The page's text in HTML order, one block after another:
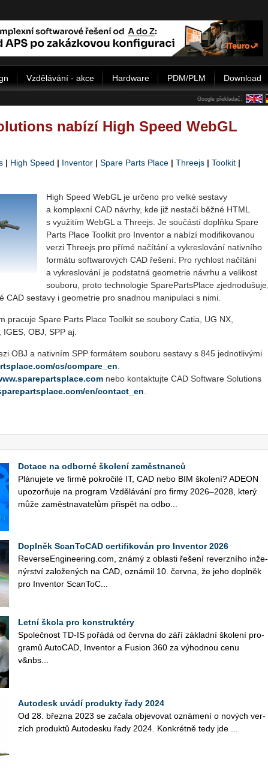
Vzdělávání - akce Hardware PDM/PLM Download
Google překladač:
nabízí High Speed WebGL
| High Speed | Inventor | Spare Parts Place | Threejs | Toolkit |
High Speed WebGL je určeno pro velké sestavy
a komplexní CAD ná­vr­hy, kde již nestačí běžné HTML
s využitím WebGL a Threejs. Je sou­čá­stí doplňku Spare
Parts Place Toolkit pro Inventor a nabízí mo­di­fi­ko­va­nou
verzi Threejs pro přímé načítání a vykreslování nativního
formátu softwarových CAD řešení. Pro rychlost načítání
a vykreslování je podstatná geometrie návrhu a velikost
souboru, proto technologie SparePartsPlace zjednodušuje,
CAD sestavy i geometrie pro snadnou manipulaci s nimi.
pracuje Spare Parts Place Toolkit se soubory Catia, UG NX,
OBJ, SPP aj.
OBJ a nativním SPP formátem souboru sestavy s 845 jednotlivými
cs/compare_en
nebo kontaktujte CAD Software Solutions
en/contact_en
Dotace na odborné školení zaměstnanců
Plá­nu­je­te ve firmě po­kro­či­lé IT, CAD nebo BIM ško­le­ní? ADEON
upo­zorňuje na pro­gram Vzdě­lá­vá­ní pro firmy 2026–2028, který
může za­měst­na­va­te­lům při­spět na od­bo...
Doplněk ScanToCAD certifikován pro Inventor 2026
Re­ver­se­En­gi­nee­ring.com, známý z ob­las­ti ře­še­ní re­verz­ní­ho in­že­
nýr­ství za­lo­že­ných na CAD, ozná­mil 10. červ­na, že jeho do­pl­něk
pro In­ven­tor Scan­To­C...
Letní škola pro konstruktéry
Spo­leč­nost TD­‑IS po­řá­dá od červ­na do září zá­klad­ní ško­le­ní pro­
gra­mů Au­to­CAD, In­ven­tor a Fusi­on 360 za vý­hod­nou cenu
v&nbs...
Autodesk uvádí produkty řady 2024
Od 28. břez­na 2023 se za­ča­la ob­je­vo­vat ozná­me­ní o no­vých ver­
zích pro­duk­tů Au­to­de­s­ku řady 2024. Kon­krét­ně tedy jde ...